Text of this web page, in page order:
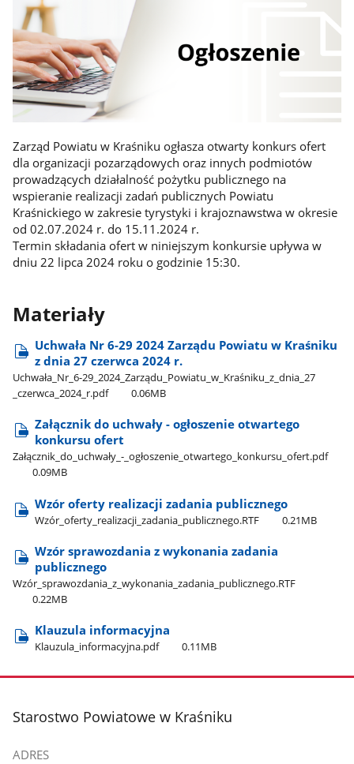
Zarząd Powiatu w Kraśniku ogłasza otwarty konkurs ofert
dla organizacji pozarządowych oraz innych podmiotów
prowadzących działalność pożytku publicznego na
wspieranie realizacji zadań publicznych Powiatu
Kraśnickiego w zakresie tyrystyki i krajoznawstwa w okresie
od 02.07.2024 r. do 15.11.2024 r.
Termin składania ofert w niniejszym konkursie upływa w
dniu 22 lipca 2024 roku o godzinie 15:30.
Materiały
Uchwała Nr 6-29 2024 Zarządu Powiatu w Kraśniku
z dnia 27 czerwca 2024 r.
Uchwała​_Nr​_6-29​_2024​_Zarządu​_Powiatu​_w​_Kraśniku​_z​_dnia​_27​
_czerwca​_2024​_r.pdf
0.06MB
Załącznik do uchwały - ogłoszenie otwartego
konkursu ofert
Załącznik​_do​_uchwały​_-​_ogłoszenie​_otwartego​_konkursu​_ofert.pdf
0.09MB
Wzór oferty realizacji zadania publicznego
Wzór​_oferty​_realizacji​_zadania​_publicznego.RTF 0.21MB
Wzór sprawozdania z wykonania zadania
publicznego
Wzór​_sprawozdania​_z​_wykonania​_zadania​_publicznego.RTF
0.22MB
Klauzula informacyjna
Klauzula​_informacyjna.pdf 0.11MB
stopka
Starostwo Powiatowe w Kraśniku
ADRES